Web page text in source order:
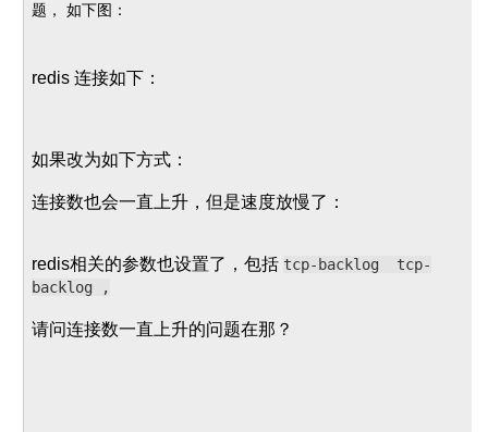
题， 如下图：
redis 连接如下：
如果改为如下方式：
连接数也会一直上升，但是速度放慢了：
redis相关的参数也设置了，包括 tcp-backlog tcp-
backlog ,
请问连接数一直上升的问题在那？